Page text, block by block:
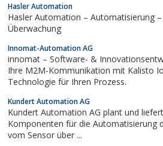
Hasler Automation
Hasler Automation – Automatisierung
Überwachung
Innomat-Automation AG
innomat – Software- &
Ihre M2M-Kommunikation mit Kalisto IoT:
Technologie für Ihren Prozess.
Kundert Automation AG
Kundert Automation AG plant und
Komponenten für die Automatisierung
vom Sensor über ...